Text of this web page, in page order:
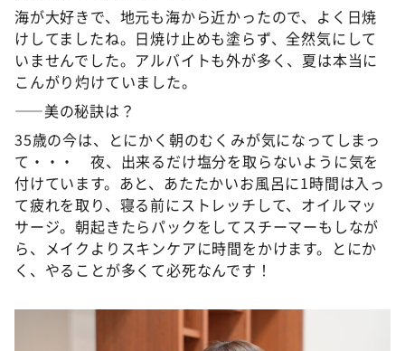
海が大好きで、地元も海から近かったので、よく日焼
けしてましたね。日焼け止めも塗らず、全然気にして
いませんでした。アルバイトも外が多く、夏は本当に
こんがり灼けていました。
――美の秘訣は？
35歳の今は、とにかく朝のむくみが気になってしまっ
て・・・ 夜、出来るだけ塩分を取らないように気を
付けています。あと、あたたかいお風呂に1時間は入っ
て疲れを取り、寝る前にストレッチして、オイルマッ
サージ。朝起きたらパックをしてスチーマーもしなが
ら、メイクよりスキンケアに時間をかけます。とにか
く、やることが多くて必死なんです！